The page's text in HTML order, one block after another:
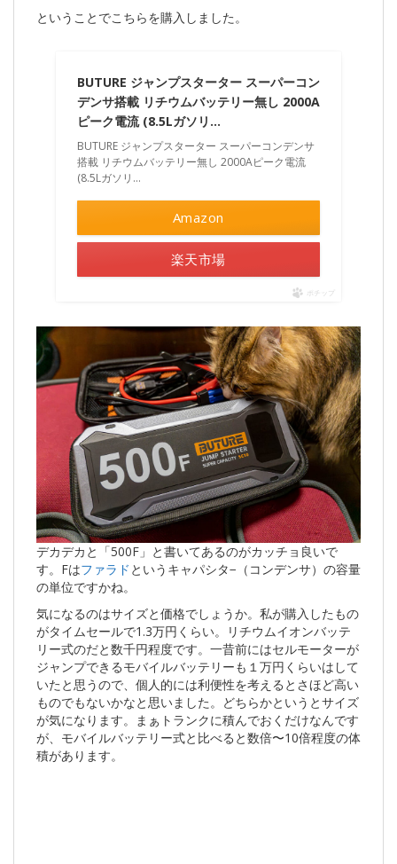
ということでこちらを購入しました。
BUTURE ジャンプスターター スーパーコン
デンサ搭載 リチウムバッテリー無し 2000A
ピーク電流 (8.5Lガソリ…
BUTURE ジャンプスターター スーパーコンデンサ
搭載 リチウムバッテリー無し 2000Aピーク電流
(8.5Lガソリ…
Amazon
楽天市場
ポチップ
デカデカと「500F」と書いてあるのがカッチョ良いで
す。Fはファラド というキャパシタ−（コンデンサ）の容量
の単位ですかね。
気になるのはサイズと価格でしょうか。私が購入したもの
がタイムセールで1.3万円くらい。リチウムイオンバッテ
リー式のだと数千円程度です。一昔前にはセルモーターが
ジャンプできるモバイルバッテリーも１万円くらいはして
いたと思うので、個人的には利便性を考えるとさほど高い
ものでもないかなと思いました。どちらかというとサイズ
が気になります。まぁトランクに積んでおくだけなんです
が、モバイルバッテリー式と比べると数倍〜10倍程度の体
積があります。